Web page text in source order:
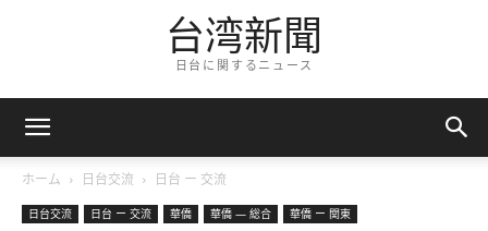
台湾新聞
日台に関するニュース
ホーム 日台交流 日台 ー 交流
日台交流 日台 ー 交流 華僑 華僑 — 総合 華僑 ー 関東